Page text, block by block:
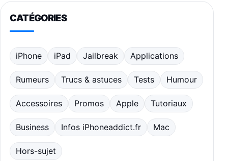
CATÉGORIES
iPhone iPad Jailbreak Applications
Rumeurs Trucs & astuces Tests Humour
Accessoires Promos Apple Tutoriaux
Business Infos iPhoneaddict.fr Mac
Hors-sujet